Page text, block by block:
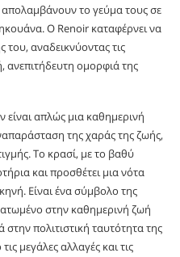
το γεύμα τους σε
Ο Renoir καταφέρνει να
του, αναδεικνύοντας τις
ανεπιτήδευτη ομορφιά της
απλώς μια καθημερινή
της χαράς της ζωής,
Το κρασί, με το βαθύ
και προσθέτει μια νότα
Είναι ένα σύμβολο της
στην καθημερινή ζωή
πολιτιστική ταυτότητα της
μεγάλες αλλαγές και τις